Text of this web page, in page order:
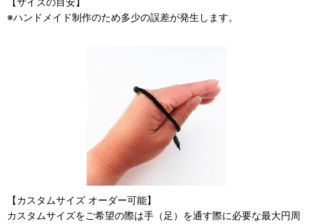
※ハンドメイド制作のため多少の誤差が発生します。
【カスタムサイズ オーダー可能】
カスタムサイズをご希望の際は手（足）を通す際に必要な最大円周